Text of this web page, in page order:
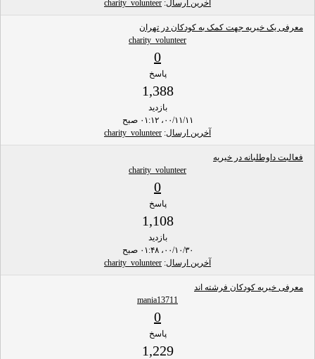
آخرین ارسال:
charity_volunteer
معرفی یک خیریه جهت کمک به کودکان در تهران
charity_volunteer
0
پاسخ
1,388
بازدید
۰۰/۱۱/۱۱، ۰۱:۱۲ صبح
آخرین ارسال:
charity_volunteer
فعالبت داوطلبانه در خیریه
charity_volunteer
0
پاسخ
1,108
بازدید
۰۰/۱۰/۳۰، ۰۱:۴۸ صبح
آخرین ارسال:
charity_volunteer
معرفی خیریه کودکان فرشته اند
mania13711
0
پاسخ
1,229